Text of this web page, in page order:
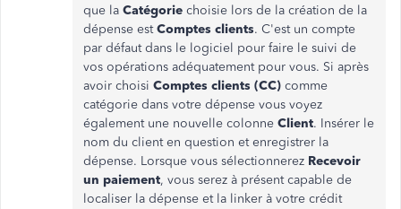
que la Catégorie choisie lors de la création de la
dépense estComptes clients. C'est un compte
par défaut dans le logiciel pour faire le suivi de
vos opérations adéquatement pour vous. Si après
avoir choisi Comptes clients (CC) comme
catégorie dans votre dépense vous voyez
également une nouvelle colonne Client. Insérer le
nom du client en question et enregistrer la
dépense. Lorsque vous sélectionnerez Recevoir
un paiement, vous serez à présent capable de
localiser la dépense et la linker à votre crédit